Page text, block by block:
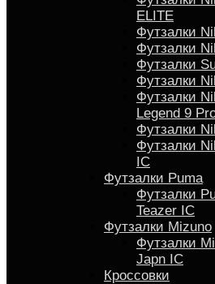
ELITE
Футзалки
Футзалки
Футзалки
Футзалки
Футзалки
Legend 9
Футзалки
Футзалки
IC
Футзалки Puma
Футзалки
Teazer IC
Футзалки Mizuno
Футзалки
Japn IC
Кроссовки